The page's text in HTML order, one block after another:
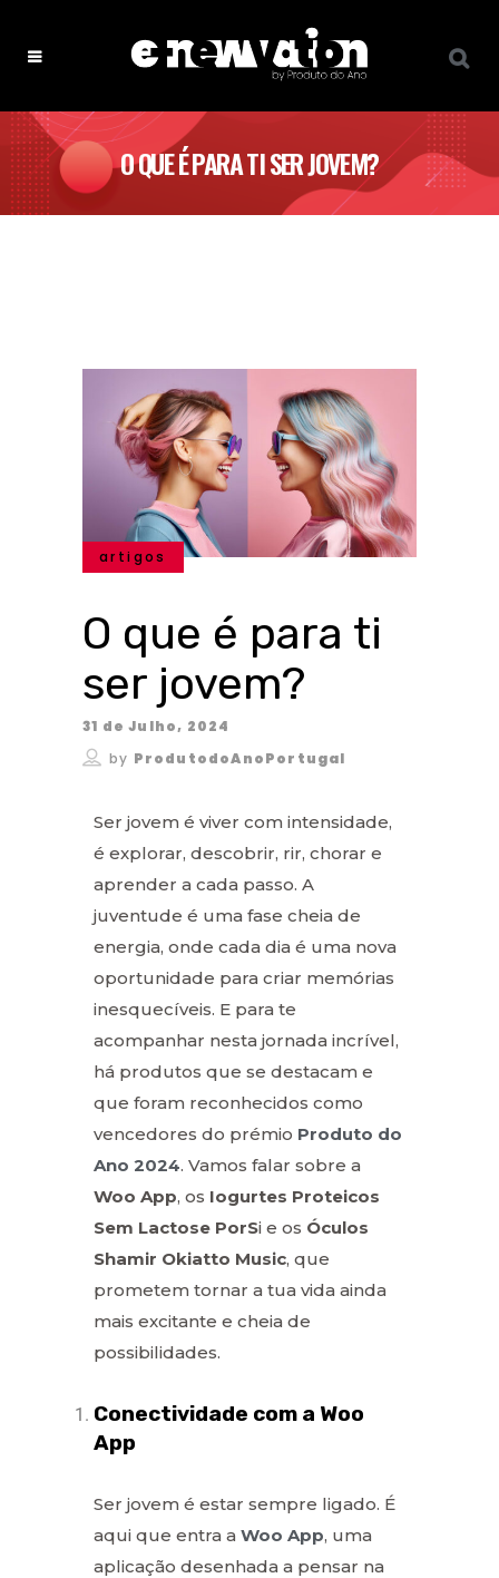
O QUE É PARA TI SER JOVEM?
artigos
O que é para ti
ser jovem?
31 de Julho, 2024
by ProdutodoAnoPortugal
Ser jovem é viver com intensidade,
é explorar, descobrir, rir, chorar e
aprender a cada passo. A
juventude é uma fase cheia de
energia, onde cada dia é uma nova
oportunidade para criar memórias
inesquecíveis. E para te
acompanhar nesta jornada incrível,
há produtos que se destacam e
que foram reconhecidos como
vencedores do prémio Produto do
Ano 2024. Vamos falar sobre a
Woo App, os Iogurtes Proteicos
Sem Lactose PorSi e os Óculos
Shamir Okiatto Music, que
prometem tornar a tua vida ainda
mais excitante e cheia de
possibilidades.
Conectividade com a Woo
App
Ser jovem é estar sempre ligado. É
aqui que entra a Woo App, uma
aplicação desenhada a pensar na